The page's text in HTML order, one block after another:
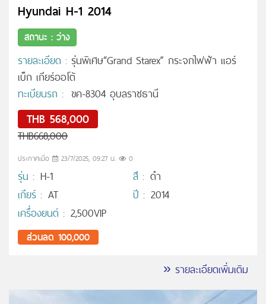
Hyundai H-1 2014
สถานะ : ว่าง
รายละเอียด : รุ่นพิเศษ“Grand Starex” กระจกไฟฟ้า แอร์
เบ็ก เกียร์ออโต้
ทะเบียนรถ : ขค-8304 อุบลราชธานี
THB 568,000
THB668,000
ประกาศเมื่อ 23/7/2025, 09:27 น. 0
รุ่น : H-1 สี : ดำ
เกียร์ : AT ปี : 2014
เครื่องยนต์ : 2,500VIP
ส่วนลด 100,000
» รายละเอียดเพิ่มเติม